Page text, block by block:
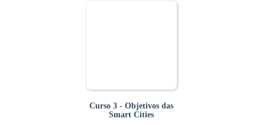
Curso 3 - Objetivos das
Smart Cities